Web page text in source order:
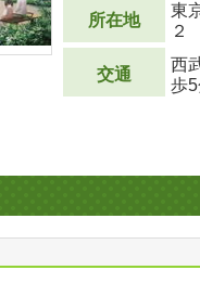
所在地
東
２
交通
西
歩